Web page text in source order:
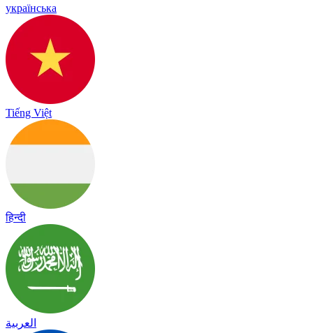
українська
Tiếng Việt
हिन्दी
العربية